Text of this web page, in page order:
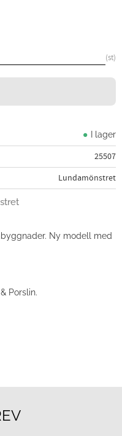
st
I lager
25507
Lundamönstret
Ny modell med
Porslin.